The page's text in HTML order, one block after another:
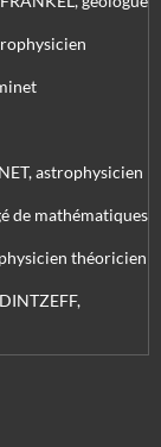
astrophysicien
de mathématiques
théoricien